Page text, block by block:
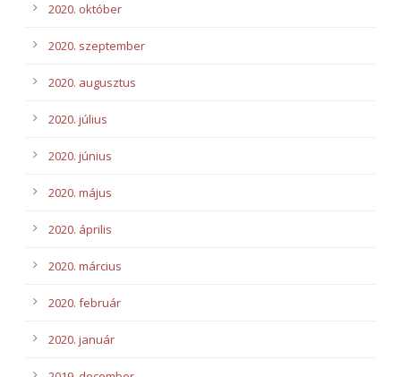
2020. október
2020. szeptember
2020. augusztus
2020. július
2020. június
2020. május
2020. április
2020. március
2020. február
2020. január